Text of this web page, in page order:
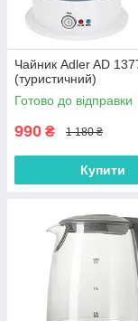
Чайник Adler AD
(туристичний)
Готово до відправки
990 ₴ 1 180 ₴
Купити